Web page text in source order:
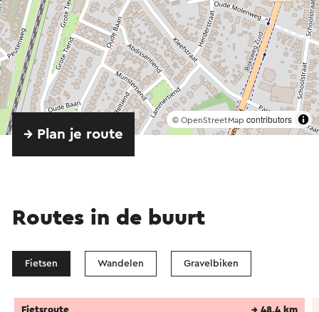
© OpenStreetMap contributors
→ Plan je route
Routes in de buurt
Fietsen Wandelen Gravelbiken
Fietsroute → 48,4 km